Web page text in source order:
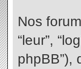
Nos
“leur”,
phpBB”),